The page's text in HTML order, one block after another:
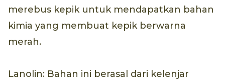
merebus kepik untuk mendapatkan bahan
kimia yang membuat kepik berwarna
merah.
Lanolin: Bahan ini berasal dari kelenjar